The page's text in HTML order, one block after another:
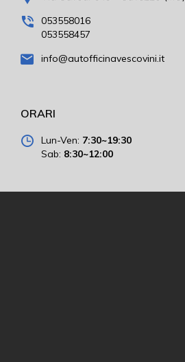
053558016
053558457
info@autofficinavescovini.it
ORARI
Lun-Ven: 7:30~19:30
Sab: 8:30~12:00